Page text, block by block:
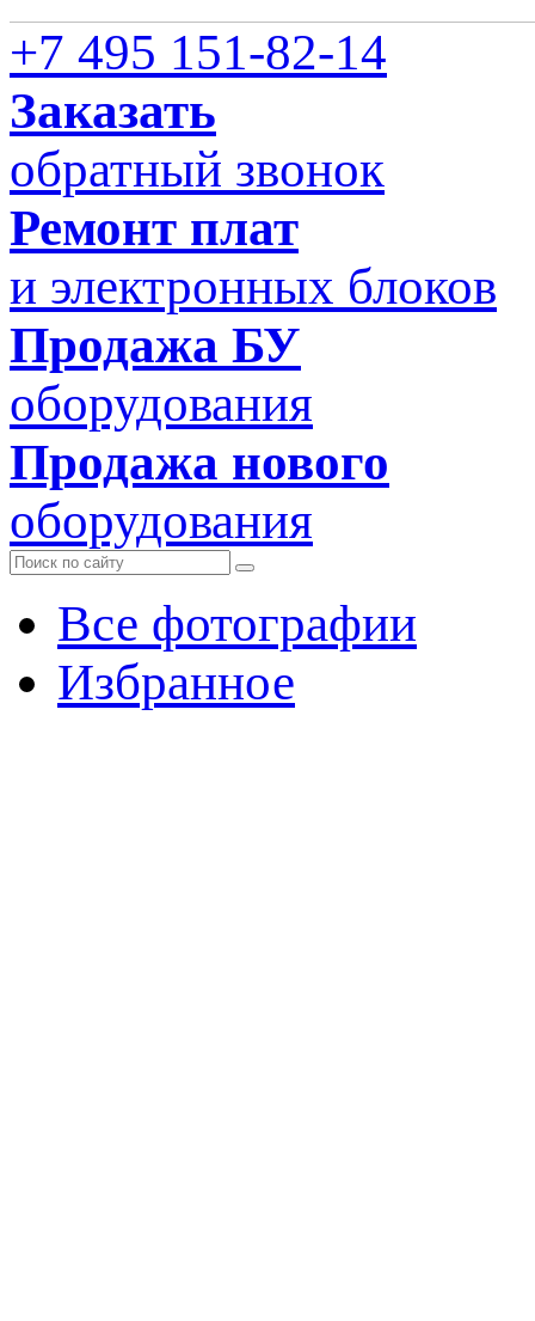
+7 495 151-82-14
Заказать
обратный звонок
Ремонт плат
и электронных блоков
Продажа БУ
оборудования
Продажа нового
оборудования
Все фотографии
Избранное